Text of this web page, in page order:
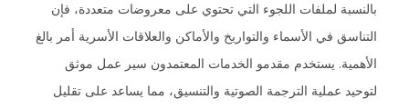
بالنسبة لملفات اللجوء التي تحتوي على معروضات متعددة، فإن
التناسق في الأسماء والتواريخ والأماكن والعلاقات الأسرية أمر بالغ
الأهمية. يستخدم مقدمو الخدمات المعتمدون سير عمل موثق
لتوحيد عملية الترجمة الصوتية والتنسيق، مما يساعد على تقليل